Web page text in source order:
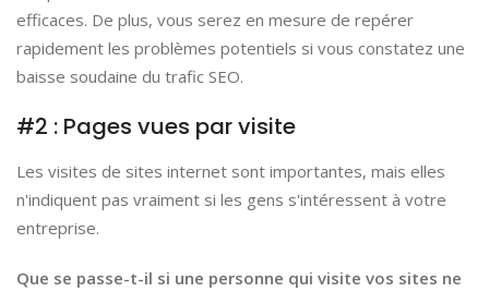
efficaces. De plus, vous serez en mesure de repérer
rapidement les problèmes potentiels si vous constatez une
baisse soudaine du trafic SEO.
#2 : Pages vues par visite
Les visites de sites internet sont importantes, mais elles
n'indiquent pas vraiment si les gens s'intéressent à votre
entreprise.
Que se passe-t-il si une personne qui visite vos sites ne